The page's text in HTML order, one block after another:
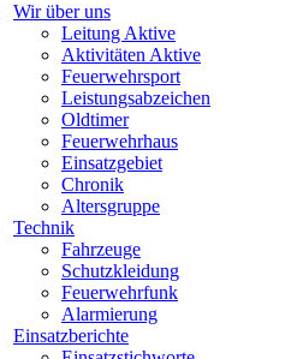
Wir über uns
Leitung Aktive
Aktivitäten Aktive
Feuerwehrsport
Leistungsabzeichen
Oldtimer
Feuerwehrhaus
Einsatzgebiet
Chronik
Altersgruppe
Technik
Fahrzeuge
Schutzkleidung
Feuerwehrfunk
Alarmierung
Einsatzberichte